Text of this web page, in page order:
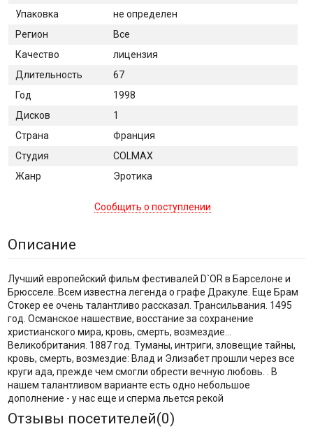
Упаковка
не определен
Регион
Все
Качество
лицензия
Длительность
67
Год
1998
Дисков
1
Страна
Франция
Студия
COLMAX
Жанр
Эротика
Сообщить о поступлении
Описание
Лучший европейский фильм фестивалей D`OR в Барселоне и
Брюсселе..Всем известна легенда о графе Дракуле. Еще Брам
Стокер ее очень талантливо рассказал. Трансильвания. 1495
год. Османское нашествие, восстание за сохранение
христианского мира, кровь, смерть, возмездие...
Великобритания. 1887 год. Туманы, интриги, зловещие тайны,
кровь, смерть, возмездие: Влад и Элизабет прошли через все
круги ада, прежде чем смогли обрести вечную любовь. . В
нашем талантливом варианте есть одно небольшое
дополнение - у нас еще и сперма льется рекой
Отзывы посетителей(0)